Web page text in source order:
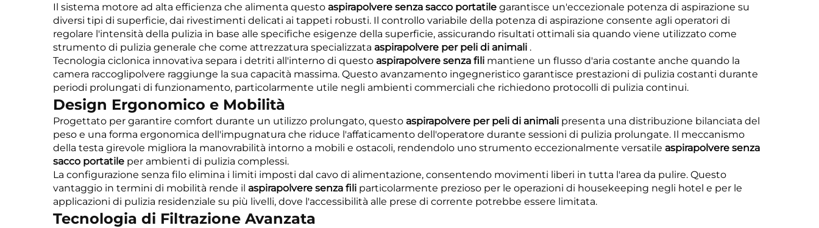
Il sistema motore ad alta efficienza che alimenta questo aspirapolvere senza sacco portatile garantisce un'eccezionale potenza di aspirazione su
diversi tipi di superficie, dai rivestimenti delicati ai tappeti robusti. Il controllo variabile della potenza di aspirazione consente agli operatori di
regolare l'intensità della pulizia in base alle specifiche esigenze della superficie, assicurando risultati ottimali sia quando viene utilizzato come
strumento di pulizia generale che come attrezzatura specializzata aspirapolvere per peli di animali .
Tecnologia ciclonica innovativa separa i detriti all'interno di questo aspirapolvere senza fili mantiene un flusso d'aria costante anche quando la
camera raccoglipolvere raggiunge la sua capacità massima. Questo avanzamento ingegneristico garantisce prestazioni di pulizia costanti durante
periodi prolungati di funzionamento, particolarmente utile negli ambienti commerciali che richiedono protocolli di pulizia continui.
Design Ergonomico e Mobilità
Progettato per garantire comfort durante un utilizzo prolungato, questo aspirapolvere per peli di animali presenta una distribuzione bilanciata del
peso e una forma ergonomica dell'impugnatura che riduce l'affaticamento dell'operatore durante sessioni di pulizia prolungate. Il meccanismo
della testa girevole migliora la manovrabilità intorno a mobili e ostacoli, rendendolo uno strumento eccezionalmente versatile aspirapolvere senza
sacco portatile per ambienti di pulizia complessi.
La configurazione senza filo elimina i limiti imposti dal cavo di alimentazione, consentendo movimenti liberi in tutta l'area da pulire. Questo
vantaggio in termini di mobilità rende il aspirapolvere senza fili particolarmente prezioso per le operazioni di housekeeping negli hotel e per le
applicazioni di pulizia residenziale su più livelli, dove l'accessibilità alle prese di corrente potrebbe essere limitata.
Tecnologia di Filtrazione Avanzata